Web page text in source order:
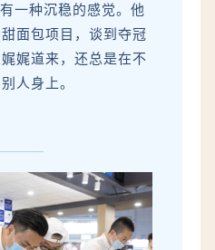
一种沉稳的感觉。他
面包项目，谈到夺冠
娓道来，还总是在不
人身上。